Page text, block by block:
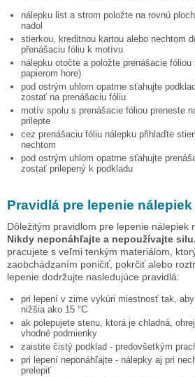
nálepku list a strom položte na rovnú
nadol
stierkou, kreditnou kartou alebo nechtom
přenášaciu fóliu k motívu
nálepku otočte a položte prenášacie fóliou
papierom hore)
pod ostrým uhlom opatrne sťahujte
zostať na prenášaciu fóliu
motív spolu s prenášacie fóliou preneste
prilepte
cez prenášaciu fóliu nálepku přihlaďte
nechtom
pod ostrým uhlom opatrne sťahujte
zostať prilepený k podkladu
Pravidlá pre lepenie nálepiek
Dôležitým pravidlom pre lepenie nálepiek
Nikdy neponáhľajte a nepoužívajte silu.
pracujete s veľmi tenkým materiálom,
zaobchádzaním poničiť, pokrčiť alebo
lepenie dodržujte nasledujúce pravidlá:
pri lepení v zime vykúri miestnosť tak,
nižšia ako 15 °C
ak polepujete stenu, ktorá je chladná,
vhodné podmienky
zaistite čistý podklad - predovšetkým
pri lepení neponáhľajte - nálepky aj pri
prelepiť